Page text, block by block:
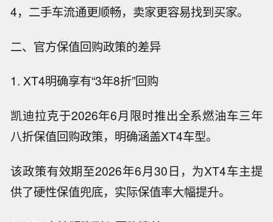
4，二手车流通更顺畅，卖家更容易找到买家。
二、官方保值回购政策的差异
1. XT4明确享有“3年8折”回购
凯迪拉克于2026年6月限时推出全系燃油车三年
八折保值回购政策，明确涵盖XT4车型。
该政策有效期至2026年6月30日，为XT4车主提
供了硬性保值兜底，实际保值率大幅提升。